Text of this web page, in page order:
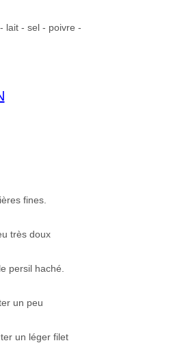
lait - sel - poivre -
fines.
très doux
persil haché.
un peu
un léger filet